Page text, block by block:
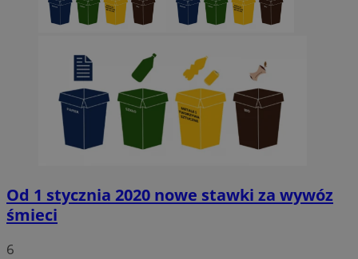
Od 1 stycznia 2020 nowe stawki za wywóz
śmieci
6